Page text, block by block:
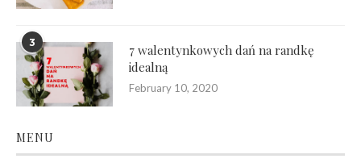
3
7 walentynkowych dań na randkę
idealną
February 10, 2020
MENU